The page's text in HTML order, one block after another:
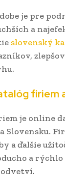
je pre
a
slovenský
firiem
je online
Slovensku.
a ďalšie
a